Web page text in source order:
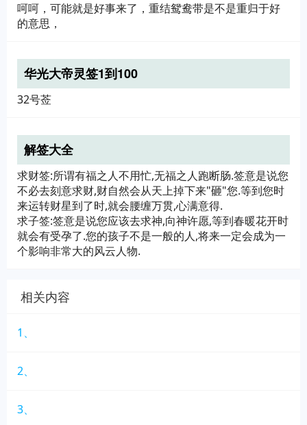
呵呵，可能就是好事来了，重结鸳鸯带是不是重归于好
的意思，
华光大帝灵签1到100
32号莶
解签大全
求财签:所谓有福之人不用忙,无福之人跑断肠.签意是说您
不必去刻意求财,财自然会从天上掉下来"砸"您.等到您时
来运转财星到了时,就会腰缠万贯,心满意得.
求子签:签意是说您应该去求神,向神许愿,等到春暖花开时
就会有受孕了.您的孩子不是一般的人,将来一定会成为一
个影响非常大的风云人物.
相关内容
1、
2、
3、